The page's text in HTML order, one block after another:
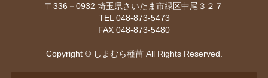
〒336－0932 埼玉県さいたま市緑区中尾３２７
TEL 048-873-5473
FAX 048-873-5480
Copyright © しまむら種苗 All Rights Reserved.